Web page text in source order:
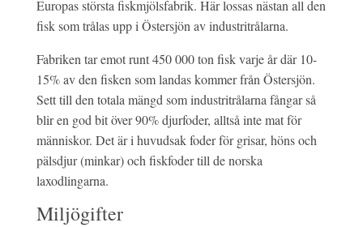
Europas största fiskmjölsfabrik. Här lossas nästan all den
fisk som trålas upp i Östersjön av industritrålarna.
Fabriken tar emot runt 450 000 ton fisk varje år där 10-
15% av den fisken som landas kommer från Östersjön.
Sett till den totala mängd som industritrålarna fångar så
blir en god bit över 90% djurfoder, alltså inte mat för
människor. Det är i huvudsak foder för grisar, höns och
pälsdjur (minkar) och fiskfoder till de norska
laxodlingarna.
Miljögifter